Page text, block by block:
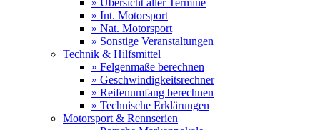
» Übersicht aller Termine
» Int. Motorsport
» Nat. Motorsport
» Sonstige Veranstaltungen
Technik & Hilfsmittel
» Felgenmaße berechnen
» Geschwindigkeitsrechner
» Reifenumfang berechnen
» Technische Erklärungen
Motorsport & Rennserien